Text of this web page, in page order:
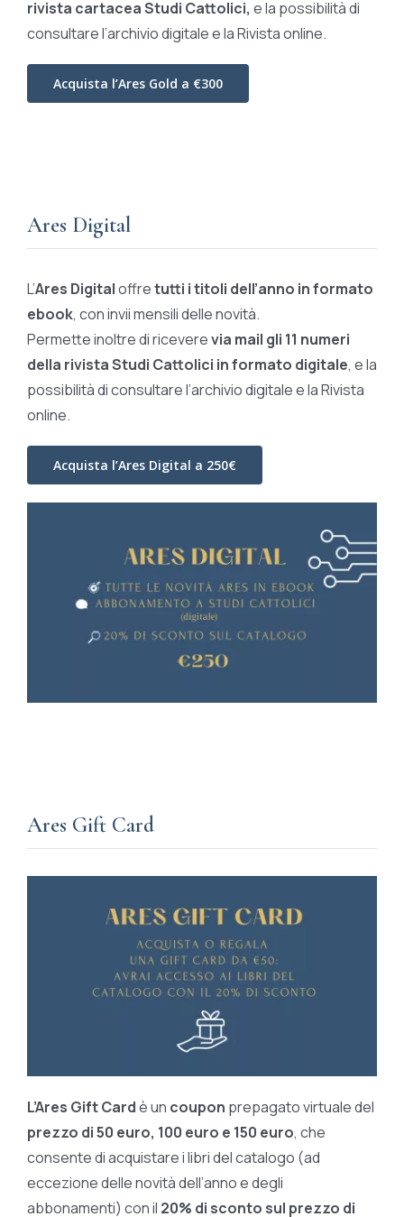
rivista cartacea Studi Cattolici, e la possibilità di
consultare l’archivio digitale e la Rivista online.
Acquista l’Ares Gold a €300
Ares Digital
L’Ares Digitaloffretutti i titoli dell’anno in formato
ebook, con invii mensili delle novità.
Permette inoltre di riceverevia mail gli 11 numeri
della rivista Studi Cattolici in formato digitale, e la
possibilità di consultare l’archivio digitale e la Rivista
online.
Acquista l’Ares Digital a 250€
Ares Gift Card
L’Ares Gift Cardè un coupon prepagato virtuale del
prezzo di 50 euro, 100 euro e 150 euro, che
consente di acquistare i libri del catalogo (ad
eccezione delle novità dell’anno e degli
abbonamenti) con il 20% di sconto sul prezzo di